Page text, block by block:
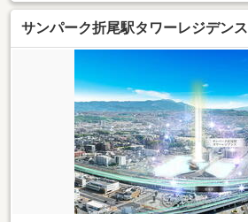
サンパーク折尾駅タワーレジデンス